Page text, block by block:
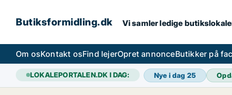
Butiksformidling.dk Vi samler ledige
Om osKontakt osFind lejerOpret annonceButikker på
LOKALEPORTALEN.DK I DAG: Nye i dag 25